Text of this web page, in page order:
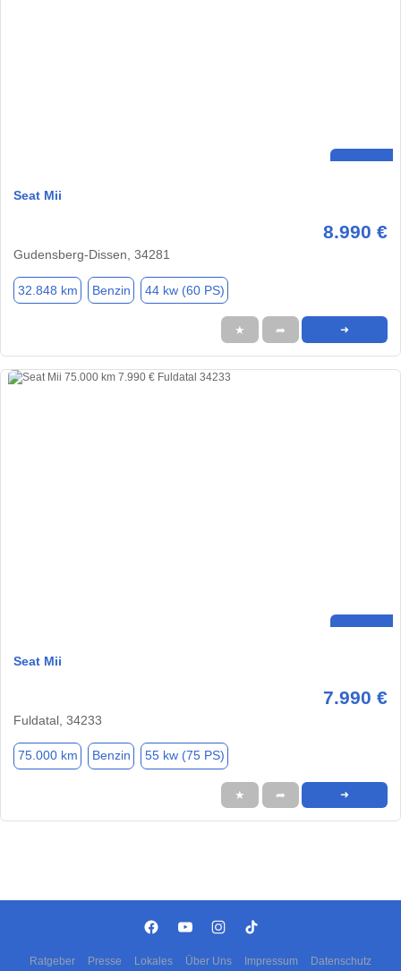
Seat Mii
8.990 €
Gudensberg-Dissen, 34281
32.848 km Benzin 44 kw (60 PS)
★ ➦ ➜
Seat Mii
7.990 €
Fuldatal, 34233
75.000 km Benzin 55 kw (75 PS)
★ ➦ ➜
Ratgeber Presse Lokales Über Uns Impressum Datenschutz